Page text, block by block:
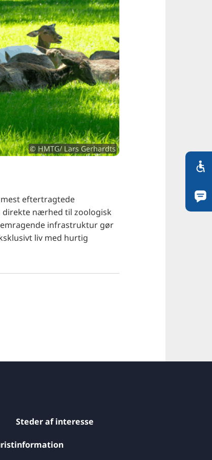
© HMTG/ Lars Gerhardts
eftertragtede
direkte nærhed til zoologisk
infrastruktur gør
liv med hurtig
Steder af interesse